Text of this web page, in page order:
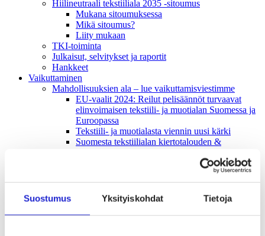
Suostumus Yksityiskohdat Tietoja
Hiilineutraali tekstiiliala 2035 -sitoumus
Mukana sitoumuksessa
Mikä sitoumus?
Liity mukaan
TKI-toiminta
Julkaisut, selvitykset ja raportit
Hankkeet
Vaikuttaminen
Mahdollisuuksien ala – lue vaikuttamis­viestimme
EU-vaalit 2024: Reilut pelisäännöt turvaavat
elinvoimaisen tekstiili- ja muotialan Suomessa ja
Euroopassa
Tekstiili- ja muotialasta viennin uusi kärki
Suomesta tekstiilialan kiertotalouden &
Tekstiili- ja muotiala tarvitsee monipuolista
Tekstiiliala on tärkeä osa Suomen
huoltovarmuutta
Luodaan kannusteet kuluttajan vihreään
siirtymään